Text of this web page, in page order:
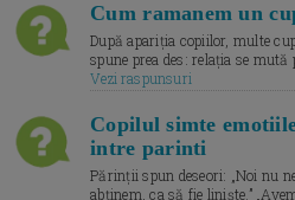
Cum ramanem un
După apariția copiilor, multe
spune prea des: relația se
Vezi raspunsuri
Copilul simte
intre parinti
Părinții spun deseori: „Noi nu
abținem, ca să fie liniște.”